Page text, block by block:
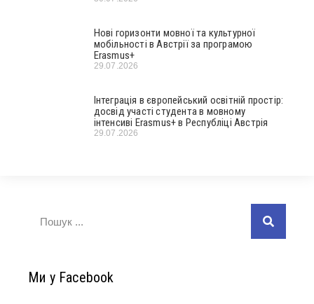
Нові горизонти мовної та культурної
мобільності в Австрії за програмою
Erasmus+
29.07.2026
Інтеграція в європейський освітній простір:
досвід участі студента в мовному
інтенсиві Erasmus+ в Республіці Австрія
29.07.2026
Ми у Facebook